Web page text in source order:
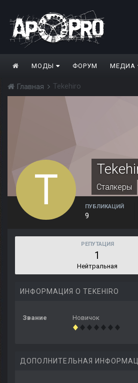
МОДЫ ФОРУМ МЕДИА
Главная Tekehiro
Сталкеры
ПУБЛИКАЦИЙ
9
РЕПУТАЦИЯ
1
Нейтральная
ИНФОРМАЦИЯ О TEKEHIRO
Звание Новичок
ДОПОЛНИТЕЛЬНАЯ